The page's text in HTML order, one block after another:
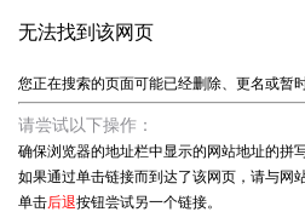
无法找到该网页
您正在搜索的页面可能已经删除、更名或暂时
请尝试以下操作：
确保浏览器的地址栏中显示的网站地址的拼
如果通过单击链接而到达了该网页，请与网
单击后退按钮尝试另一个链接。